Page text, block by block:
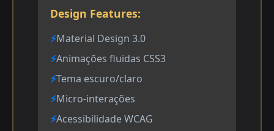
Design Features:
Material Design 3.0
Animações fluidas CSS3
Tema escuro/claro
Micro-interações
Acessibilidade WCAG